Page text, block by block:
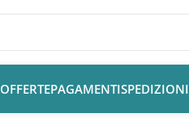
OFFERTEPAGAMENTISPEDIZIONI